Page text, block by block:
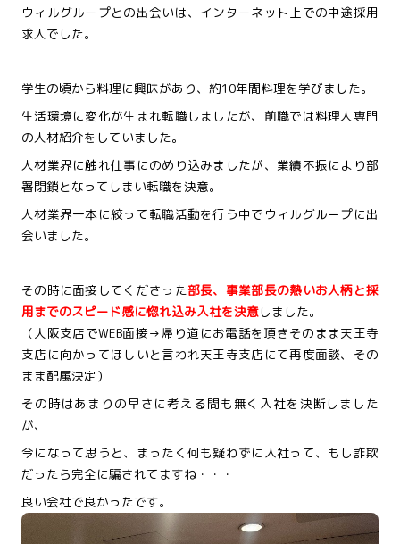
ウィルグループとの出会いは、インターネット上での中途採用
求人でした。
学生の頃から料理に興味があり、約10年間料理を学びました。
生活環境に変化が生まれ転職しましたが、前職では料理人専門
の人材紹介をしていました。
人材業界に触れ仕事にのめり込みましたが、業績不振により部
署閉鎖となってしまい転職を決意。
人材業界一本に絞って転職活動を行う中でウィルグループに出
会いました。
その時に面接してくださった部長、事業部長の熱いお人柄と採
用までのスピード感に惚れ込み入社を決意しました。
（大阪支店でWEB面接→帰り道にお電話を頂きそのまま天王寺
支店に向かってほしいと言われ天王寺支店にて再度面談、その
まま配属決定）
その時はあまりの早さに考える間も無く入社を決断しました
が、
今になって思うと、まったく何も疑わずに入社って、もし詐欺
だったら完全に騙されてますね・・・
良い会社で良かったです。